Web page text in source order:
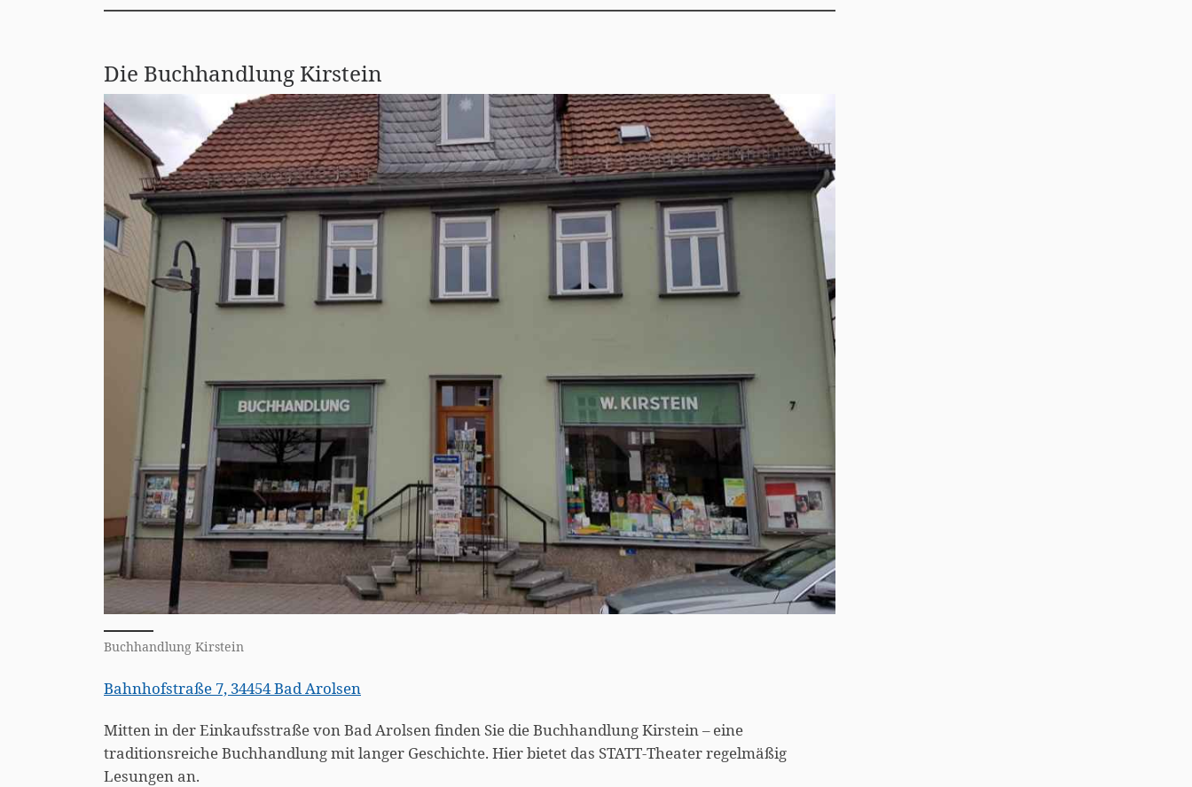
Die Buchhandlung Kirstein
Buchhandlung Kirstein
Bahnhofstraße 7, 34454 Bad Arolsen
Mitten in der Einkaufsstraße von Bad Arolsen finden Sie die Buchhandlung Kirstein – eine
traditionsreiche Buchhandlung mit langer Geschichte. Hier bietet das STATT-Theater regelmäßig
Lesungen an.